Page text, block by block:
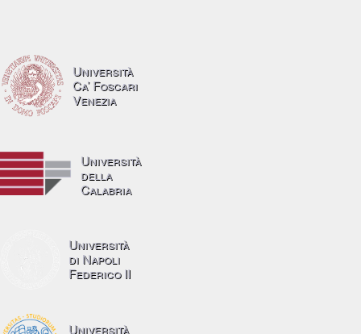
Università
Ca’ Foscari
Venezia
Università
della
Calabria
Università
di Napoli
Federico II
Università